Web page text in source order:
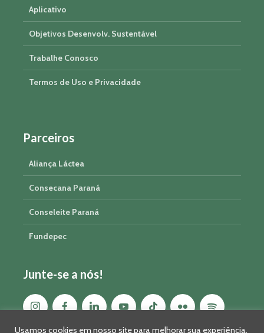
Aplicativo
Objetivos Desenvolv. Sustentável
Trabalhe Conosco
Termos de Uso e Privacidade
Parceiros
Aliança Láctea
Consecana Paraná
Conseleite Paraná
Fundepec
Junte-se a nós!
Usamos cookies em nosso site para melhorar sua experiência,